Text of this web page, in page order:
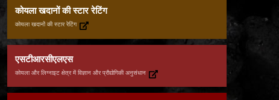
कोयला खदानों की स्टार रेटिंग
कोयला खदानों की स्टार रेटिंग
एसटीआरसीएलएस
कोयला और लिग्नाइट क्षेत्र में विज्ञान और प्रौद्योगिकी अनुसंधान